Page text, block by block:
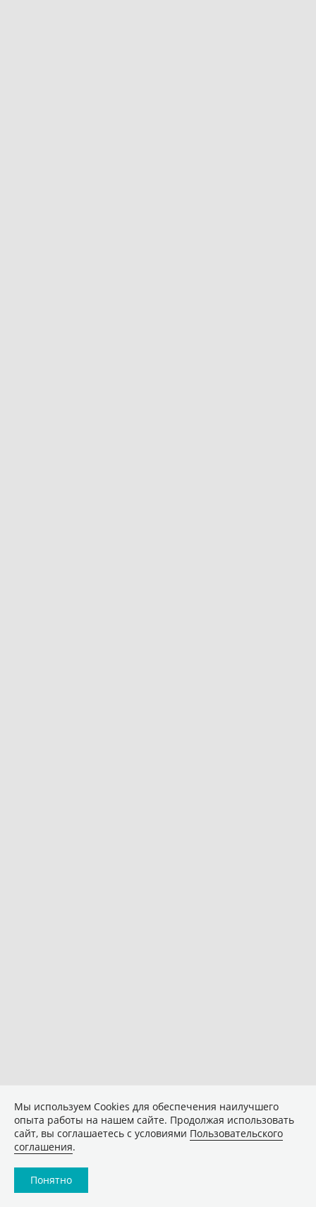
Мы используем Сookies для обеспечения наилучшего
опыта работы на нашем сайте. Продолжая использовать
сайт, вы соглашаетесь с условиями Пользовательского
соглашения.
Понятно